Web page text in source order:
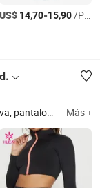
US$ 14,70-15,90/Pieza
deportivo, camiseta Más +